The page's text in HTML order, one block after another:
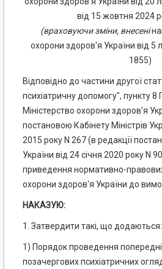
від 15 жовтня 2024
(враховуючи зміни, внесені
охорони здоров'я України від 5
1855)
Відповідно до частини другої
психіатричну допомогу", пункту
Міністерство охорони здоров'я
постановою Кабінету Міністрів
2015 року N 267 (в редакції
України від 24 січня 2020 року N
приведення нормативно-правових
охорони здоров'я України до
НАКАЗУЮ:
1. Затвердити такі, що додаються:
1) Порядок проведення
позачергових психіатричних